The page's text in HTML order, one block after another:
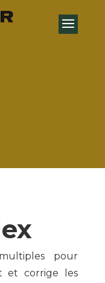
pour
et corrige les